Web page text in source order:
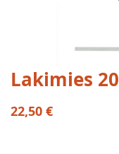
Hoppa
till
början
av
Lakimies
22,50 €